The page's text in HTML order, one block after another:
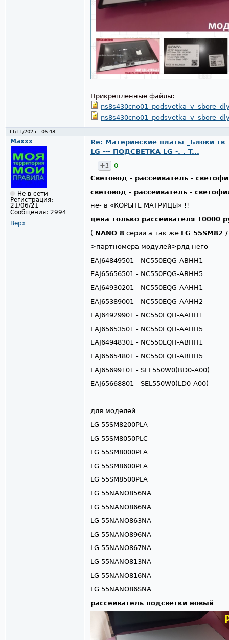
Прикрепленные файлы:
11/11/2025 - 06:43
Maxxx
Не в сети
Регистрация:
21/06/21
Сообщения: 2994
Верх
Re: Материнские платы _Блоки тв
LG --- ПОДСВЕТКА LG -. . T...
+1
0
Световод - рассеиватель -
световод - рассеиватель -
не- в «КОРЫТЕ МАТРИЦЫ» !!
цена только рассеивателя 10000
( NANO 8 серии а так же LG 55SM82
>партномера модулей>рлд него
EAJ64849501 - NC550EQG-ABHH1
EAJ65656501 - NC550EQG-ABHH5
EAJ64930201 - NC550EQG-AAHH1
EAJ65389001 - NC550EQG-AAHH2
EAJ64929901 - NC550EQH-AAHH1
EAJ65653501 - NC550EQH-AAHH5
EAJ64948301 - NC550EQH-ABHH1
EAJ65654801 - NC550EQH-ABHH5
EAJ65699101 - SEL550W0(BD0-A00)
EAJ65668801 - SEL550W0(LD0-A00)
для моделей
LG 55SM8200PLA
LG 55SM8050PLC
LG 55SM8000PLA
LG 55SM8600PLA
LG 55SM8500PLA
LG 55NANO856NA
LG 55NANO866NA
LG 55NANO863NA
LG 55NANO896NA
LG 55NANO867NA
LG 55NANO813NA
LG 55NANO816NA
LG 55NANO86SNA
рассеиватель подсветки новый